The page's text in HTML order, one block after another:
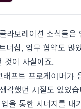
라보레이션 소식들은
너십, 업무 협약도 많
것이 사실이죠.
프트 프로게이머가
각했던 시절도 있었습
을 통한 시너지를 내